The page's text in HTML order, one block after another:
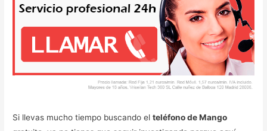
Si llevas mucho tiempo buscando elteléfono de Mango